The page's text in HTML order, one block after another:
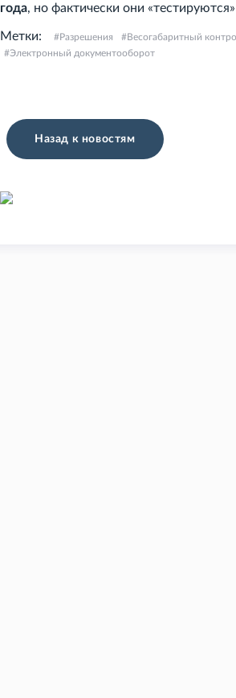
года, но фактически они
Метки: Разрешения Весогабаритный
Электронный документооборот
Назад к новостям